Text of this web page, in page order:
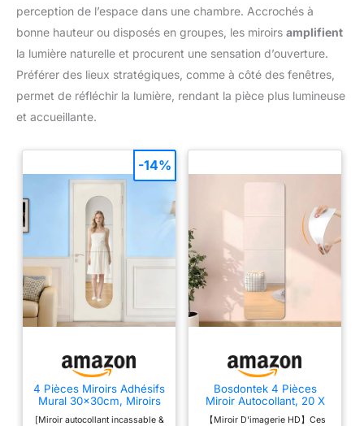
perception de l’espace dans une chambre. Accrochés à
bonne hauteur ou disposés en groupes, les miroirs amplifient
la lumière naturelle et procurent une sensation d’ouverture.
Préférer des lieux stratégiques, comme à côté des fenêtres,
permet de réfléchir la lumière, rendant la pièce plus lumineuse
et accueillante.
4 Pièces Miroirs Adhésifs
Mural 30x30cm, Miroirs
Autocollants Incassables
[Miroir autocollant incassable &
-14%
Bosdontek 4 Pièces
Miroir Autocollant, 20 X
20 cm Acrylique Miroir
【Miroir D'imagerie HD】Ces